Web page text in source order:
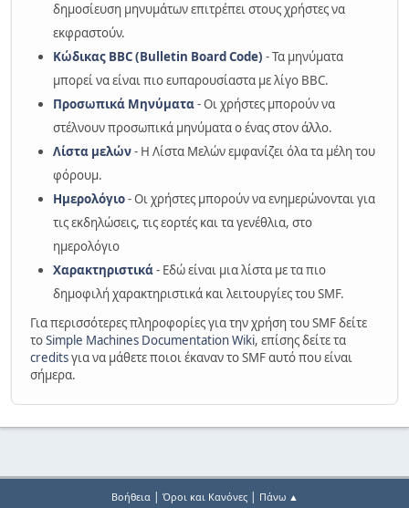
δημοσίευση μηνυμάτων επιτρέπει στους χρήστες να
εκφραστούν.
Κώδικας BBC (Bulletin Board Code) - Τα μηνύματα
μπορεί να είναι πιο ευπαρουσίαστα με λίγο BBC.
Προσωπικά Μηνύματα- Οι χρήστες μπορούν να
στέλνουν προσωπικά μηνύματα ο ένας στον άλλο.
Λίστα μελών- Η Λίστα Μελών εμφανίζει όλα τα μέλη του
φόρουμ.
Ημερολόγιο- Οι χρήστες μπορούν να ενημερώνονται για
τις εκδηλώσεις, τις εορτές και τα γενέθλια, στο
ημερολόγιο
Χαρακτηριστικά- Εδώ είναι μια λίστα με τα πιο
δημοφιλή χαρακτηριστικά και λειτουργίες του SMF.
Για περισσότερες πληροφορίες για την χρήση του SMF δείτε
τοSimple Machines Documentation Wiki, επίσης δείτε τα
creditsγια να μάθετε ποιοι έκαναν το SMF αυτό που είναι
σήμερα.
Βοήθεια| Όροι και Κανόνες| Πάνω ▲